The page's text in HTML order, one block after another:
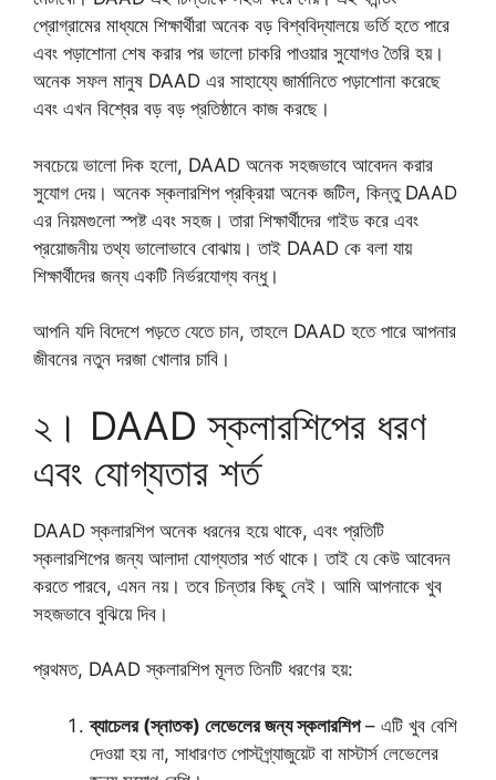
প্রোগ্রামের মাধ্যমে শিক্ষার্থীরা অনেক বড় বিশ্ববিদ্যালয়ে ভর্তি হতে পারে
এবং পড়াশোনা শেষ করার পর ভালো চাকরি পাওয়ার সুযোগও তৈরি হয়।
অনেক সফল মানুষ DAAD এর সাহায্যে জার্মানিতে পড়াশোনা করেছে
এবং এখন বিশ্বের বড় বড় প্রতিষ্ঠানে কাজ করছে।
সবচেয়ে ভালো দিক হলো, DAAD অনেক সহজভাবে আবেদন করার
সুযোগ দেয়। অনেক স্কলারশিপ প্রক্রিয়া অনেক জটিল, কিন্তু DAAD
এর নিয়মগুলো স্পষ্ট এবং সহজ। তারা শিক্ষার্থীদের গাইড করে এবং
প্রয়োজনীয় তথ্য ভালোভাবে বোঝায়। তাই DAAD কে বলা যায়
শিক্ষার্থীদের জন্য একটি নির্ভরযোগ্য বন্ধু।
আপনি যদি বিদেশে পড়তে যেতে চান, তাহলে DAAD হতে পারে আপনার
জীবনের নতুন দরজা খোলার চাবি।
২। DAAD স্কলারশিপের ধরণ
এবং যোগ্যতার শর্ত
DAAD স্কলারশিপ অনেক ধরনের হয়ে থাকে, এবং প্রতিটি
স্কলারশিপের জন্য আলাদা যোগ্যতার শর্ত থাকে। তাই যে কেউ আবেদন
করতে পারবে, এমন নয়। তবে চিন্তার কিছু নেই। আমি আপনাকে খুব
সহজভাবে বুঝিয়ে দিব।
প্রথমত, DAAD স্কলারশিপ মূলত তিনটি ধরণের হয়:
ব্যাচেলর (স্নাতক) লেভেলের জন্য স্কলারশিপ– এটি খুব বেশি
দেওয়া হয় না, সাধারণত পোস্টগ্র্যাজুয়েট বা মাস্টার্স লেভেলের